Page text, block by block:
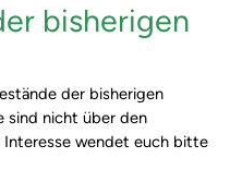
bisherigen
der bisherigen
sind nicht über den
Interesse wendet euch bitte